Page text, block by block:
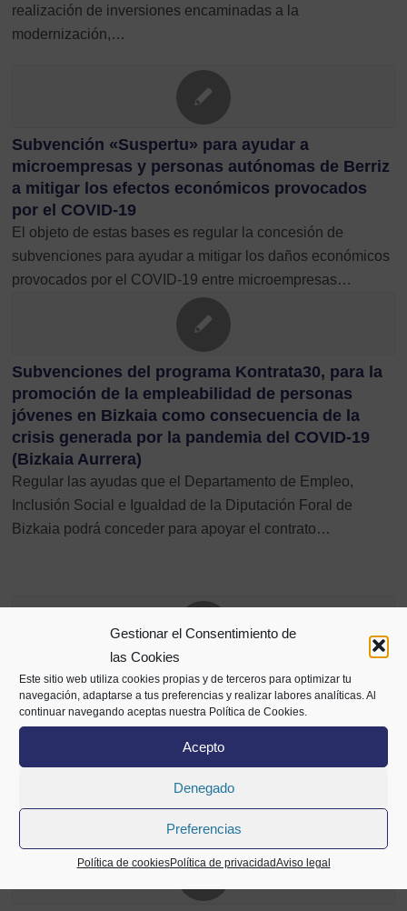
Gestionar el Consentimiento de
las Cookies
Este sitio web utiliza cookies propias y de terceros para optimizar tu
navegación, adaptarse a tus preferencias y realizar labores analíticas. Al
continuar navegando aceptas nuestra Política de Cookies.
Acepto
Denegado
Preferencias
Política de cookiesPolítica de privacidadAviso legal
realización de inversiones encaminadas a la
modernización,…
Subvención «Suspertu» para ayudar a
microempresas y personas autónomas de Berriz
a mitigar los efectos económicos provocados
por el COVID-19
El objeto de estas bases es regular la concesión de
subvenciones para ayudar a mitigar los daños económicos
provocados por el COVID-19 entre microempresas…
Subvenciones del programa Kontrata30, para la
promoción de la empleabilidad de personas
jóvenes en Bizkaia como consecuencia de la
crisis generada por la pandemia del COVID-19
(Bizkaia Aurrera)
Regular las ayudas que el Departamento de Empleo,
Inclusión Social e Igualdad de la Diputación Foral de
Bizkaia podrá conceder para apoyar el contrato…
Ayudas destinadas al comercio minorista,
hostelería, personas autónomas y
microempresas de Durango para paliar el daño
económico producido por la COVID-19
Paliar el impacto económico derivado de la crisis
económica provocada por el COVID-19, e impulsar la
actividad económica en el término municipal de…